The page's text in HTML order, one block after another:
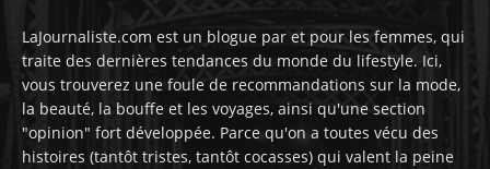
LaJournaliste.com est un blogue par et pour les femmes, qui
traite des dernières tendances du monde du lifestyle. Ici,
vous trouverez une foule de recommandations sur la mode,
la beauté, la bouffe et les voyages, ainsi qu'une section
"opinion" fort développée. Parce qu'on a toutes vécu des
histoires (tantôt tristes, tantôt cocasses) qui valent la peine